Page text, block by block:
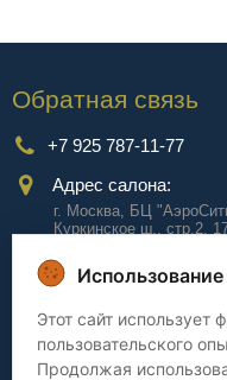
Обратная связь
+7 925 787-11-77
Адрес салона:
г. Москва, БЦ
Куркинское ш., стр.2,
Сервис
Доставка
Этот сайт использует
пользовательского
Продолжая